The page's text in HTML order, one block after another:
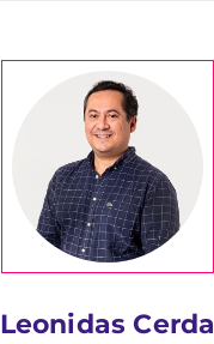
Leonidas Cerda